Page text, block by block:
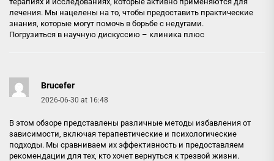
лечения. Мы нацелены на то, чтобы предоставить практические
знания, которые могут помочь в борьбе с недугами.
Погрузиться в научную дискуссию – клиника плюс
Brucefer
2026-06-30 at 16:48
В этом обзоре представлены различные методы избавления от
зависимости, включая терапевтические и психологические
подходы. Мы сравниваем их эффективность и предоставляем
рекомендации для тех, кто хочет вернуться к трезвой жизни.